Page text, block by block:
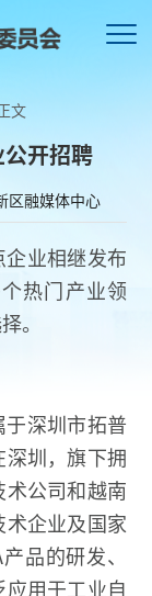
文
开招聘
区融媒体中心
业相继发布
热门产业领
。
深圳市拓普
圳，旗下拥
公司和越南
企业及国家
品的研发、
用于工业自